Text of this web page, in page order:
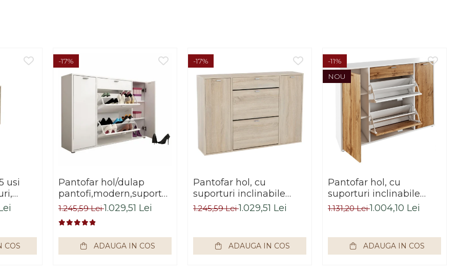
usi
COS
-17%
Pantofar hol/dulap
pantofi,modern,suporturi
inclinabile,alb,120x85x28cm,Bortis
1.245,59 Lei1.029,51 Lei
ADAUGA IN COS
-17%
Pantofar hol, cu
suporturi inclinabile
pantofi, sertar ,stejar
sonoma,practic/modern,Bortis
1.245,59 Lei1.029,51 Lei
ADAUGA IN COS
-11%
NOU
Pantofar hol, cu
suporturi inclinabile
pantofi, sertar ,alb/stejar
1.131,20 Lei1.004,10 Lei
ADAUGA IN COS